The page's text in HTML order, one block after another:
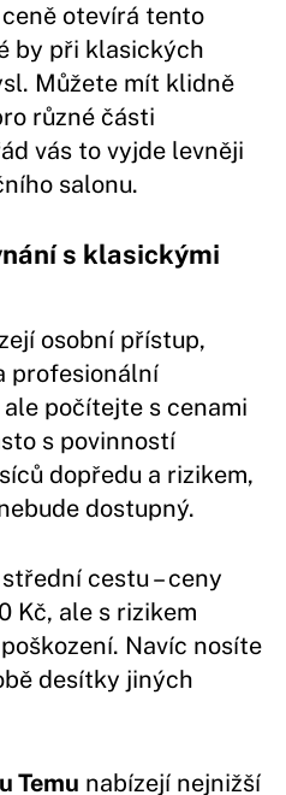
otevírá tento
by při klasických
Můžete mít klidně
různé části
vás to vyjde levněji
salonu.
s klasickými
osobní přístup,
profesionální
počítejte s cenami
s povinností
dopředu a rizikem,
dostupný.
cestu – ceny
Kč, ale s rizikem
Navíc nosíte
desítky jiných
Temu nabízejí nejnižší